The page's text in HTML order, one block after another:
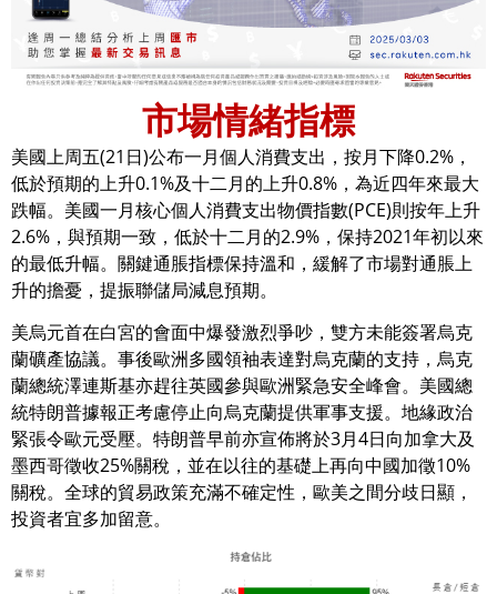
市場情緒指標
美國上周五(21日)公布一月個人消費支出，按月下降0.2%，
低於預期的上升0.1%及十二月的上升0.8%，為近四年來最大
跌幅。美國一月核心個人消費支出物價指數(PCE)則按年上升
2.6%，與預期一致，低於十二月的2.9%，保持2021年初以來
的最低升幅。關鍵通脹指標保持溫和，緩解了市場對通脹上
升的擔憂，提振聯儲局減息預期。
美烏元首在白宮的會面中爆發激烈爭吵，雙方未能簽署烏克
蘭礦產協議。事後歐洲多國領袖表達對烏克蘭的支持，烏克
蘭總統澤連斯基亦趕往英國參與歐洲緊急安全峰會。美國總
統特朗普據報正考慮停止向烏克蘭提供軍事支援。地緣政治
緊張令歐元受壓。特朗普早前亦宣佈將於3月4日向加拿大及
墨西哥徵收25%關稅，並在以往的基礎上再向中國加徵10%
關稅。全球的貿易政策充滿不確定性，歐美之間分歧日顯，
投資者宜多加留意。